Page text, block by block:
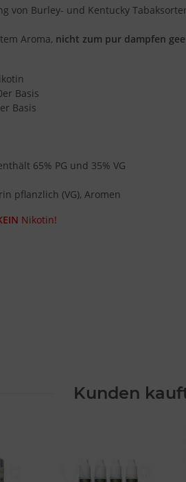
von Burley- und Kentucky
Aroma, nicht zum pur dampfen
Basis
Basis
65% PG und 35% VG
pflanzlich (VG), Aromen
Nikotin!
Kunden